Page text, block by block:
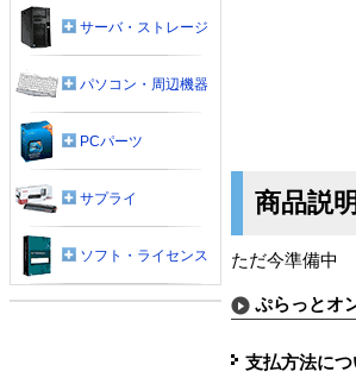
商品説明
ただ今準備中
ぷらっとオ
支払方法につ
サーバ・ストレージ
パソコン・周辺機器
PCパーツ
サプライ
ソフト・ライセンス